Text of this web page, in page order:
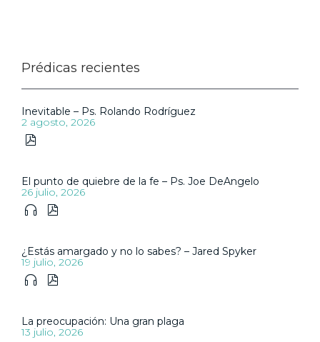
Prédicas recientes
Inevitable – Ps. Rolando Rodríguez
2 agosto, 2026

El punto de quiebre de la fe – Ps. Joe DeAngelo
26 julio, 2026
 
¿Estás amargado y no lo sabes? – Jared Spyker
19 julio, 2026
 
La preocupación: Una gran plaga
13 julio, 2026